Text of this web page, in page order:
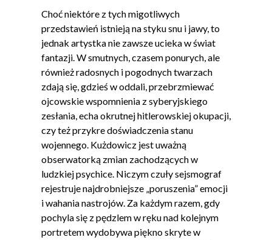
Choć niektóre z tych migotliwych
przedstawień istnieją na styku snu i jawy, to
jednak artystka nie zawsze ucieka w świat
fantazji. W smutnych, czasem ponurych, ale
również radosnych i pogodnych twarzach
zdają się, gdzieś w oddali, przebrzmiewać
ojcowskie wspomnienia z syberyjskiego
zesłania, echa okrutnej hitlerowskiej okupacji,
czy też przykre doświadczenia stanu
wojennego. Kużdowicz jest uważną
obserwatorką zmian zachodzących w
ludzkiej psychice. Niczym czuły sejsmograf
rejestruje najdrobniejsze „poruszenia” emocji
i wahania nastrojów. Za każdym razem, gdy
pochyla się z pędzlem w ręku nad kolejnym
portretem wydobywa piękno skryte w